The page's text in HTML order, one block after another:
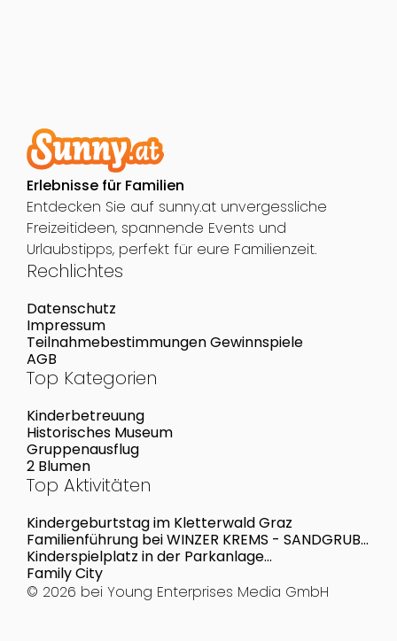
Erlebnisse für Familien
Entdecken Sie auf sunny.at unvergessliche
Freizeitideen, spannende Events und
Urlaubstipps, perfekt für eure Familienzeit.
Rechlichtes
Datenschutz
Impressum
Teilnahmebestimmungen Gewinnspiele
AGB
Top Kategorien
Kinderbetreuung
Historisches Museum
Gruppenausflug
2 Blumen
Top Aktivitäten
Kindergeburtstag im Kletterwald Graz
Familienführung bei WINZER KREMS - SANDGRUBE
13 wein.sinn
Kinderspielplatz in der Parkanlage
Kartouschgasse
Family City
© 2026 bei Young Enterprises Media GmbH